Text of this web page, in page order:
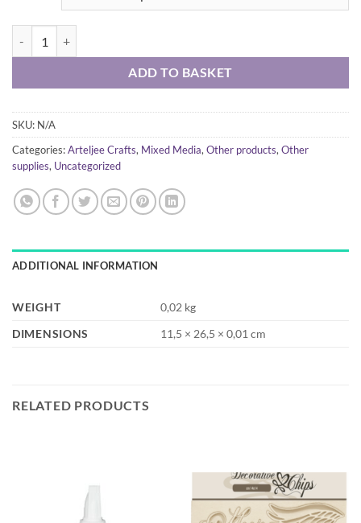
ADD TO BASKET
SKU: N/A
Categories:Arteljee Crafts, Mixed Media,Other products,Other
supplies, Uncategorized
ADDITIONAL INFORMATION
WEIGHT
0,02 kg
DIMENSIONS
11,5 × 26,5 × 0,01 cm
RELATED PRODUCTS